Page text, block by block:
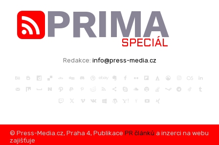
PRIMA
SPECIÁL
Redakce: info@press-media.cz
© Press-Media.cz, Praha 4, Publikace PR článků a inzerci na webu
zajišťuje